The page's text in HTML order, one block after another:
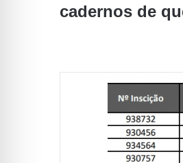
cadernos de